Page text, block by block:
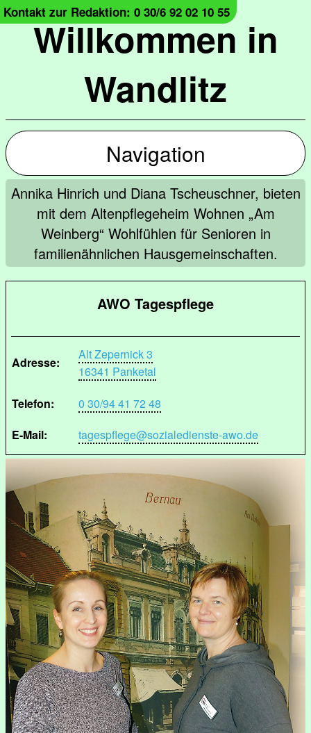
Willkommen in
Wandlitz
Kontakt zur Redaktion: 0 30/6 92 02 10 55
Navigation
Annika Hinrich und Diana Tscheuschner, bieten
mit dem Altenpflegeheim Wohnen „Am
Weinberg“ Wohlfühlen für Senioren in
familienähnlichen Hausgemeinschaften.
AWO Tagespflege
Adresse:
Alt Zepernick 3
16341 Panketal
Telefon:
0 30/94 41 72 48
E-Mail:
tagespflege@sozialedienste-awo.de